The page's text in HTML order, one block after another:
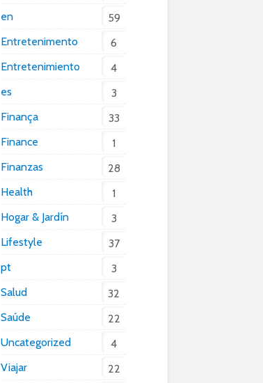
en
59
Entretenimento
6
Entretenimiento
4
es
3
Finança
33
Finance
1
Finanzas
28
Health
1
Hogar & Jardín
3
Lifestyle
37
pt
3
Salud
32
Saúde
22
Uncategorized
4
Viajar
22